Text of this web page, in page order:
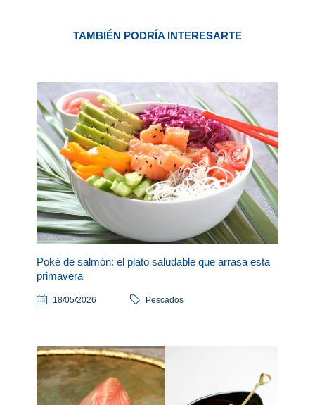
TAMBIÉN PODRÍA INTERESARTE
Poké de salmón: el plato saludable que arrasa esta
primavera
18/05/2026 Pescados